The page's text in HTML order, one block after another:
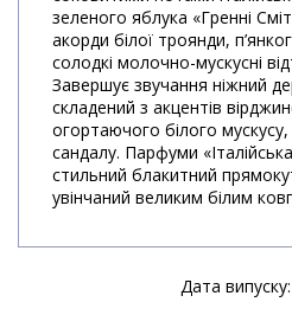
зеленого яблука «Гренні
акорди білої троянди,
солодкі молочно-мускусні
Завершує звучання ніжний
складений з акцентів
огортаючого білого
сандалу. Парфуми
стильний блакитний
увінчаний великим білим
Дата